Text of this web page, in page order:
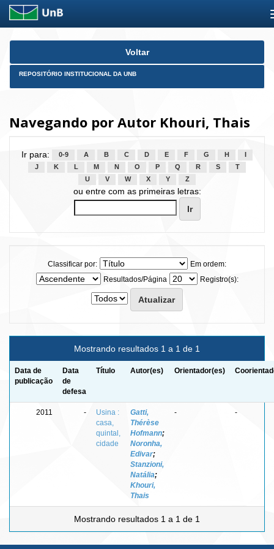
Skip
Voltar
REPOSITÓRIO INSTITUCIONAL DA UNB
Navegando por Autor Khouri, Thais
Ir para: 0-9 A B C D E F G H
J
K L M N O P Q R S
T
U
V W X Y Z
ou entre com as primeiras letras:
Classificar por:
Em ordem:
Resultados/Página
Registro(s):
Mostrando resultados 1 a 1 de 1
Data de
publicação
Data
de
defesa
Título Autor(es) Orientador(es)
2011 -
Usina :
casa,
quintal,
cidade
Gatti,
Thérèse
Hofmann;
Noronha,
Edivar;
Stanzioni,
Natália;
Khouri,
Thais
- -
Mostrando resultados 1 a 1 de 1